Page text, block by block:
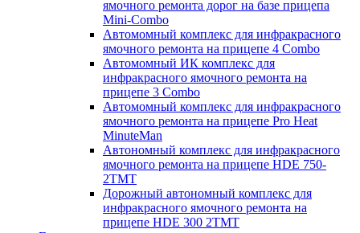
ямочного ремонта дорог на базе прицепа
Mini-Combo
Автомомный комплекс для инфракрасного
ямочного ремонта на прицепе 4 Combo
Автомомный ИК комплекс для
инфракрасного ямочного ремонта на
прицепе 3 Combo
Автомомный комплекс для инфракрасного
ямочного ремонта на прицепе Pro Heat
MinuteMan
Автономный комплекс для инфракрасного
ямочного ремонта на прицепе HDE 750-
2TMT
Дорожный автономный комплекс для
инфракрасного ямочного ремонта на
прицепе HDE 300 2TMT